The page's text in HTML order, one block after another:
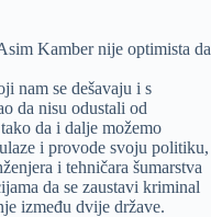
Kamber nije optimista da
nam se dešavaju i s
da nisu odustali od
da i dalje možemo
i provode svoju politiku,
i tehničara šumarstva
da se zaustavi kriminal
između dvije države.